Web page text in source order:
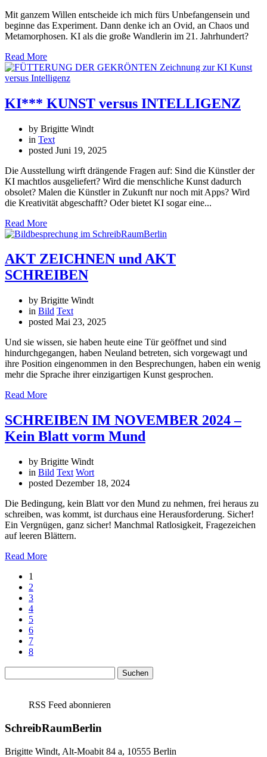
Mit ganzem Willen entscheide ich mich fürs Unbefangensein und
beginne das Experiment. Dann denke ich an Ovid, an Chaos und
Metamorphosen. KI als die große Wandlerin im 21. Jahrhundert?
Read More
KI*** KUNST versus INTELLIGENZ
by Brigitte Windt
in Text
posted Juni 19, 2025
Die Ausstellung wirft drängende Fragen auf: Sind die Künstler der
KI machtlos ausgeliefert? Wird die menschliche Kunst dadurch
obsolet? Malen die Künstler in Zukunft nur noch mit Apps? Wird
die Kreativität abgeschafft? Oder bietet KI sogar eine...
Read More
AKT ZEICHNEN und AKT
SCHREIBEN
by Brigitte Windt
in Bild Text
posted Mai 23, 2025
Und sie wissen, sie haben heute eine Tür geöffnet und sind
hindurchgegangen, haben Neuland betreten, sich vorgewagt und
ihre Position eingenommen in den Besprechungen, haben ein wenig
mehr die Sprache ihrer einzigartigen Kunst gesprochen.
Read More
SCHREIBEN IM NOVEMBER 2024 –
Kein Blatt vorm Mund
by Brigitte Windt
in Bild Text Wort
posted Dezember 18, 2024
Die Bedingung, kein Blatt vor den Mund zu nehmen, frei heraus zu
schreiben, was kommt, ist durchaus eine Herausforderung. Sicher!
Ein Vergnügen, ganz sicher! Manchmal Ratlosigkeit, Fragezeichen
auf leeren Blättern.
Read More
1
2
3
4
5
6
7
8
nach:
RSS Feed abonnieren
SchreibRaumBerlin
Brigitte Windt, Alt-Moabit 84 a, 10555 Berlin